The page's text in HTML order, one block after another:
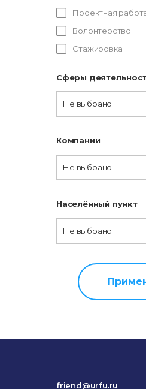
Проектная
Волонтерство
Стажировка
Сферы
Не выбрано
Компании
Не выбрано
Населённый пункт
Не выбрано
friend@urfu.ru